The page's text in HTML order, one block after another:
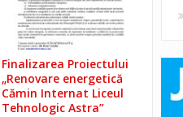
Finalizarea Proiectului
„Renovare energetică
Cămin Internat Liceul
Tehnologic Astra”